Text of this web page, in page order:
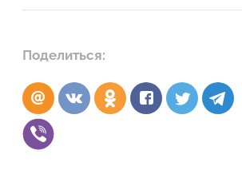
Поделиться: